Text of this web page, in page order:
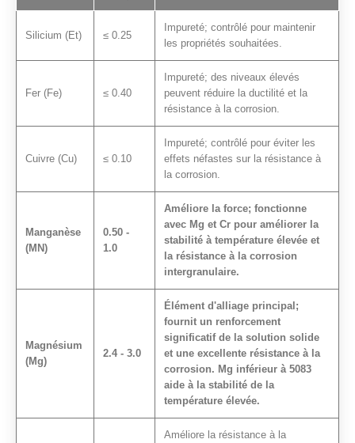
Silicium (Et) ≤ 0.25
Impureté; contrôlé pour maintenir
les propriétés souhaitées.
Fer (Fe) ≤ 0.40
Impureté; des niveaux élevés
peuvent réduire la ductilité et la
résistance à la corrosion.
Cuivre (Cu) ≤ 0.10
Impureté; contrôlé pour éviter les
effets néfastes sur la résistance à
la corrosion.
Manganèse
(MN)
0.50 -
1.0
Améliore la force; fonctionne
avec Mg et Cr pour améliorer la
stabilité à température élevée et
la résistance à la corrosion
intergranulaire.
Magnésium
(Mg)
2.4 - 3.0
Élément d'alliage principal;
fournit un renforcement
significatif de la solution solide
et une excellente résistance à la
corrosion. Mg inférieur à 5083
aide à la stabilité de la
température élevée.
Améliore la résistance à la